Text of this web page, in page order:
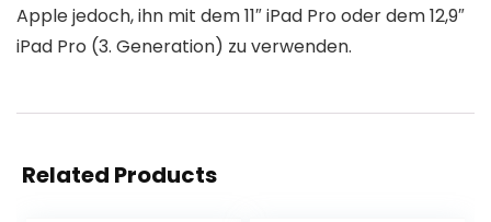
Apple jedoch, ihn mit dem 11″ iPad Pro oder dem 12,9″
iPad Pro (3. Generation) zu verwenden.
Related Products